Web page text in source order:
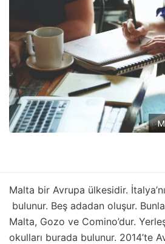
Malta bir Avrupa ülkesidir.
bulunur. Beş adadan oluşur.
Malta, Gozo ve Comino’dur.
okulları burada bulunur. 2014’te